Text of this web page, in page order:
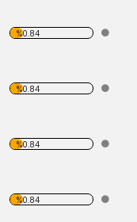
%0.84
%0.84
%0.84
%0.84